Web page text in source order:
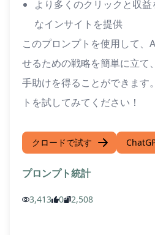
より多くのクリックと収
なインサイトを提供
このプロンプトを使用して、
せるための戦略を簡単に立て
手助けを得ることができます
トを試してみてください！
クロードで試す
プロンプト統計
3,413 0 2,508